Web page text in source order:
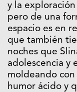
y la
pero de una
espacio es en
que también
noches que
adolescencia y
moldeando
humor ácido y